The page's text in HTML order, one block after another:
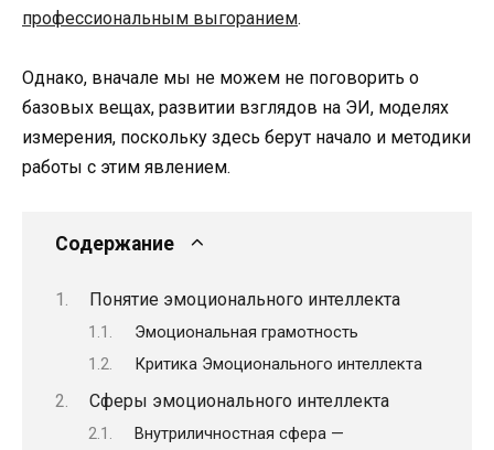
профессиональным выгоранием.
Однако, вначале мы не можем не поговорить о
базовых вещах, развитии взглядов на ЭИ, моделях
измерения, поскольку здесь берут начало и методики
работы с этим явлением.
Содержание
Понятие эмоционального интеллекта
Эмоциональная грамотность
Критика Эмоционального интеллекта
Сферы эмоционального интеллекта
Внутриличностная сфера —